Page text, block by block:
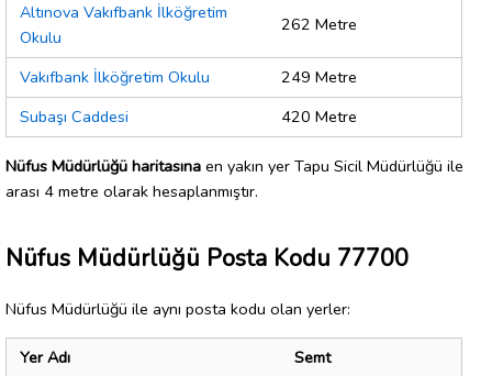
Altınova Vakıfbank İlköğretim
Okulu
262 Metre
Vakıfbank İlköğretim Okulu
249 Metre
Subaşı Caddesi
420 Metre
Nüfus Müdürlüğü haritasına en yakın yer Tapu Sicil Müdürlüğü ile
arası 4 metre olarak hesaplanmıştır.
Nüfus Müdürlüğü Posta Kodu 77700
Nüfus Müdürlüğü ile aynı posta kodu olan yerler:
Yer Adı
Semt